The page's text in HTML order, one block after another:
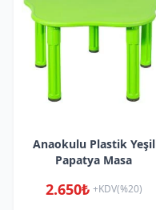
Anaokulu Plastik Yeşil
Papatya Masa
2.650₺ +KDV(%20)